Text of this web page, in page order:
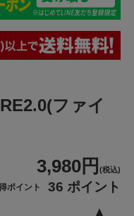
ファイ
3,980円 (税込)
ポイント 36 ポイント